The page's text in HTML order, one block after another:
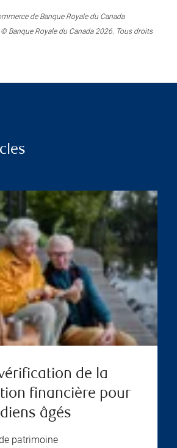
de Banque Royale du Canada
Banque Royale du Canada 2026. Tous droits
de la
financière pour
âgés
patrimoine